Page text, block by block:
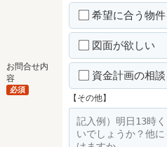
お問合せ内
容
必須
希望に合う物
図面が欲しい
資金計画の相
【その他】